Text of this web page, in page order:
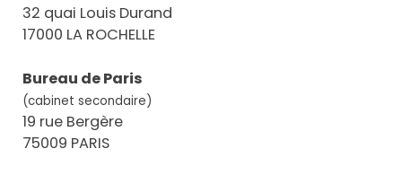
32 quai Louis Durand
17000 LA ROCHELLE
Bureau de Paris
(cabinet secondaire)
19 rue Bergère
75009 PARIS